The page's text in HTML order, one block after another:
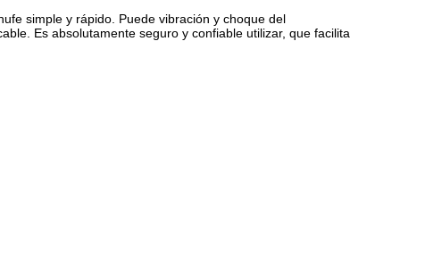
simple y rápido. Puede vibración y choque del
Es absolutamente seguro y confiable utilizar, que facilita